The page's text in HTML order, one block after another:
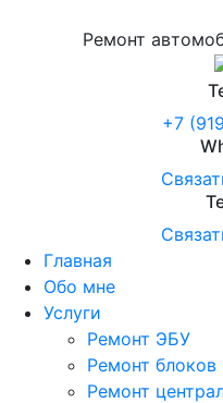
Ремонт
+7
Главная
Обо мне
Услуги
Ремонт ЭБУ
Ремонт блоков
Ремонт